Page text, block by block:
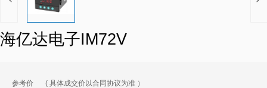
海亿达电子IM72V
参考价 ( 具体成交价以合同协议为准 ）